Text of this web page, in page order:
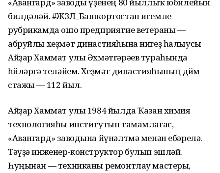
билдәләй. #ЖЗЛ_Башкортостан исемле
рубрикамда ошо предприятие ветераны —
абруйлы хеҙмәт династияһына нигеҙ һалыусы
Айҙар Хаммат улы Әхмәтгәрәев тураһында
һөйләргә теләйем. Хеҙмәт династияһының дөйөм
стажы — 112 йыл.
Айҙар Хаммат улы 1984 йылда Ҡазан химия
технологияһы институтын тамамлағас,
«Авангард» заводына йүнәлтмә менән ебәрелә.
Тәүҙә инженер-конструктор булып эшләй.
Һуңынан — техниканы ремонтлау мастеры,